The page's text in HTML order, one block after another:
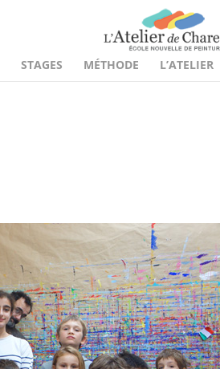
STAGES MÉTHODE L’ATELIER